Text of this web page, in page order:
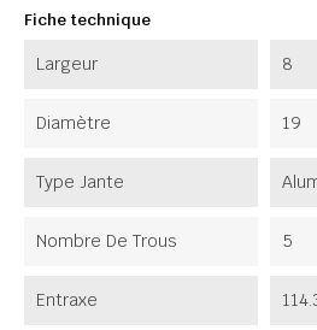
Fiche technique
Largeur 8
Diamètre 19
Type Jante
Nombre De Trous 5
Entraxe